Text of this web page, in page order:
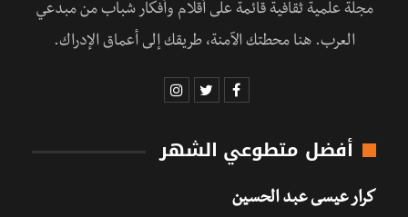
مجلة علمية ثقافية قائمة على أقلام وأفكار شباب من مبدعي
العرب. هنا محطتك الآمنة، طريقك إلى أعماق الإدراك.
أفضل متطوعي الشهر
كرار عيسى عبد الحسين